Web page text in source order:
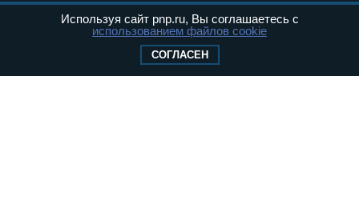
связи, информационных технологий и
массовых коммуникаций (Роскомнадзор) 05
Свидетельство о регистрации Эл № ФС77-
Используя сайт pnp.ru, Вы соглашаетесь с
использованием файлов cookie
СОГЛАСЕН